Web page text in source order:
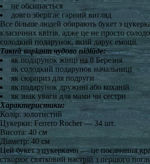
не обсипається
довго зберігає гарний вигляд
Все більше людей обирають букет з
класичних квітів, адже це не просто
солодкий подарунок, який дарує емоції.
Такий варіант чудово підійде:
як подарунок жінці на 8 Березня
як солодкий подарунок начальниці
як сюрприз для подруги
як подарунок дружині або коханій
як знак уваги для мами чи сестри
Характеристики:
Колір: золотистий
Цукерки: Ferrero Rocher — 34 шт.
Висота: 40 см
Діаметр: 40 см
Цей букет з цукерками — це поєднання
створює святковий настрій з першого